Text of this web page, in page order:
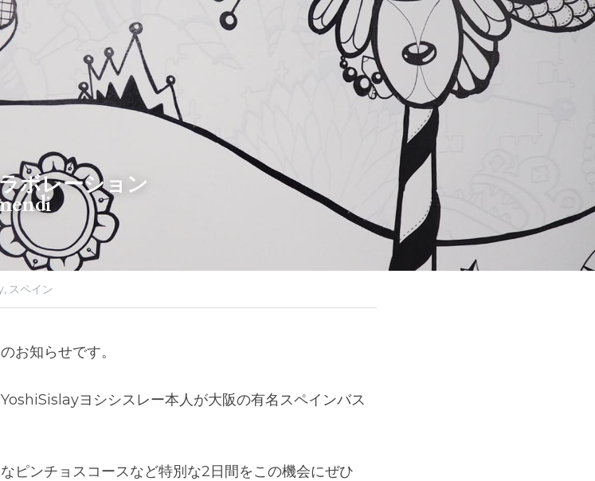
ボレーション
スペイン
お知らせです。
ヨシシスレー本人が大阪の有名スペインバス
ピンチョスコースなど特別な2日間をこの機会にぜひ